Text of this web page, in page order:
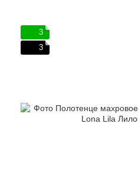
3
3